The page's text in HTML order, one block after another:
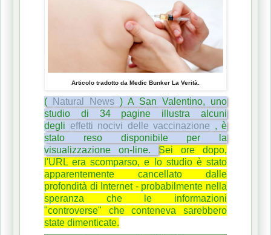
Articolo tradotto da Medic Bunker La Verità.
( Natural News ) A San Valentino, uno
studio di 34 pagine illustra alcuni
degli effetti nocivi delle vaccinazione , è
stato reso disponibile per la
visualizzazione on-line. Sei ore dopo,
l'URL era scomparso, e lo studio è stato
apparentemente cancellato dalle
profondità di Internet - probabilmente nella
speranza che le informazioni
"controverse" che conteneva sarebbero
state dimenticate.